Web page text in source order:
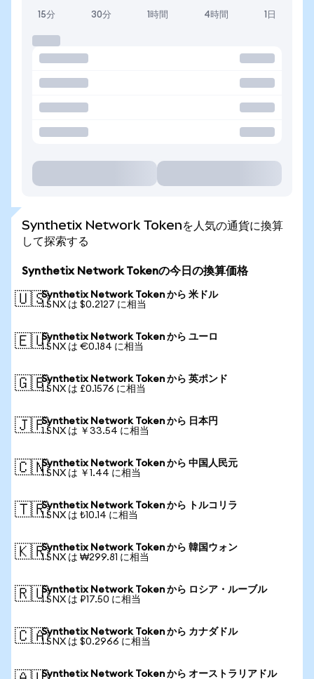
15分 30分 1時間 4時間 1日
Synthetix Network Tokenを人気の通貨に換算
して探索する
Synthetix Network Tokenの今日の換算価格
🇺🇸Synthetix Network Token から 米ドル
1 SNX は $0.2127 に相当
🇪🇺Synthetix Network Token から ユーロ
1 SNX は €0.184 に相当
🇬🇧Synthetix Network Token から 英ポンド
1 SNX は £0.1576 に相当
🇯🇵Synthetix Network Token から 日本円
1 SNX は ￥33.54 に相当
🇨🇳Synthetix Network Token から 中国人民元
1 SNX は ￥1.44 に相当
🇹🇷Synthetix Network Token から トルコリラ
1 SNX は ₺10.14 に相当
🇰🇷Synthetix Network Token から 韓国ウォン
1 SNX は ₩299.81 に相当
🇷🇺Synthetix Network Token から ロシア・ルーブル
1 SNX は ₽17.50 に相当
🇨🇦Synthetix Network Token から カナダドル
1 SNX は $0.2966 に相当
Synthetix Network Token から オーストラリアドル